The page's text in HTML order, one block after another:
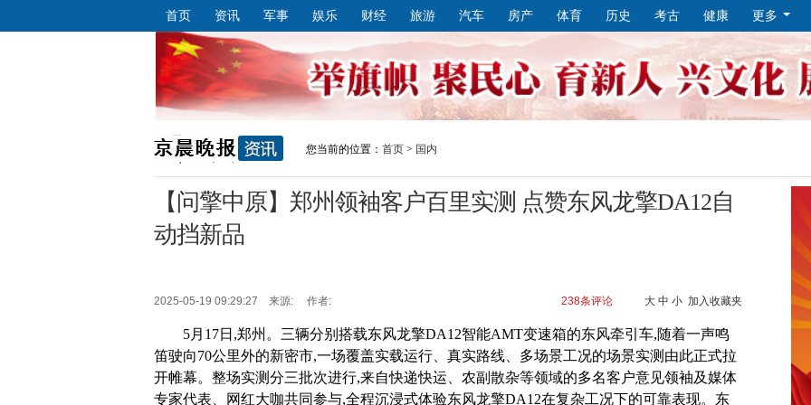
首页 资讯 军事 娱乐 财经 旅游 汽车 房产 体育 历史 考古 健康 更多
您当前的位置： 首页 > 国内
【问擎中原】郑州领袖客户百里实测 点赞东风龙擎DA12自
动挡新品
2025-05-19 09:29:27 来源: 作者: 大 中 小 加入收藏夹
238条评论
5月17日,郑州。三辆分别搭载东风龙擎DA12智能AMT变速箱的东风牵引车,随着一声鸣
笛驶向70公里外的新密市,一场覆盖实载运行、真实路线、多场景工况的场景实测由此正式拉
开帷幕。整场实测分三批次进行,来自快递快运、农副散杂等领域的多名客户意见领袖及媒体
专家代表、网红大咖共同参与,全程沉浸式体验东风龙擎DA12在复杂工况下的可靠表现。东